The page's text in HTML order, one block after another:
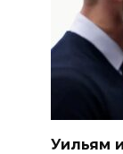
Уильям